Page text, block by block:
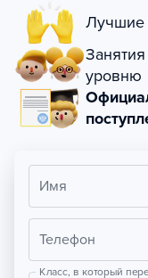
Лучшие
уровню
Имя
Телефон
Класс, в который